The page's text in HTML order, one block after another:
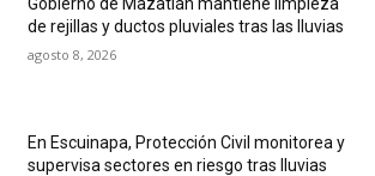
de rejillas y ductos pluviales tras las lluvias
agosto 8, 2026
En Escuinapa, Protección Civil monitorea y
supervisa sectores en riesgo tras lluvias